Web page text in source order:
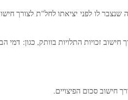
לו לפני יציאתו לחל"ת לצורך חישוב
זכויות התלויות בוותק, כגון: דמי